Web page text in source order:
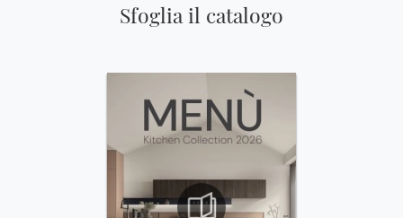
Sfoglia il catalogo